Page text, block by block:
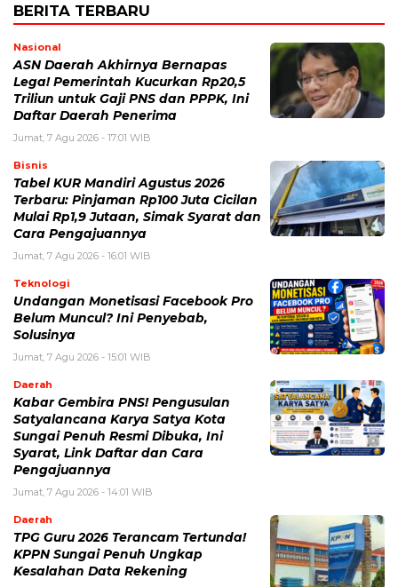
BERITA TERBARU
Nasional
ASN Daerah Akhirnya Bernapas
Lega! Pemerintah Kucurkan Rp20,5
Triliun untuk Gaji PNS dan PPPK, Ini
Daftar Daerah Penerima
Jumat, 7 Agu 2026 - 17:01 WIB
Bisnis
Tabel KUR Mandiri Agustus 2026
Terbaru: Pinjaman Rp100 Juta Cicilan
Mulai Rp1,9 Jutaan, Simak Syarat dan
Cara Pengajuannya
Jumat, 7 Agu 2026 - 16:01 WIB
Teknologi
Undangan Monetisasi Facebook Pro
Belum Muncul? Ini Penyebab,
Solusinya
Jumat, 7 Agu 2026 - 15:01 WIB
Daerah
Kabar Gembira PNS! Pengusulan
Satyalancana Karya Satya Kota
Sungai Penuh Resmi Dibuka, Ini
Syarat, Link Daftar dan Cara
Pengajuannya
Jumat, 7 Agu 2026 - 14:01 WIB
Daerah
TPG Guru 2026 Terancam Tertunda!
KPPN Sungai Penuh Ungkap
Kesalahan Data Rekening